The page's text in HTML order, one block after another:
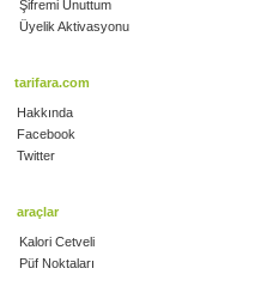
Şifremi Unuttum
Üyelik Aktivasyonu
tarifara.com
Hakkında
Facebook
Twitter
araçlar
Kalori Cetveli
Püf Noktaları